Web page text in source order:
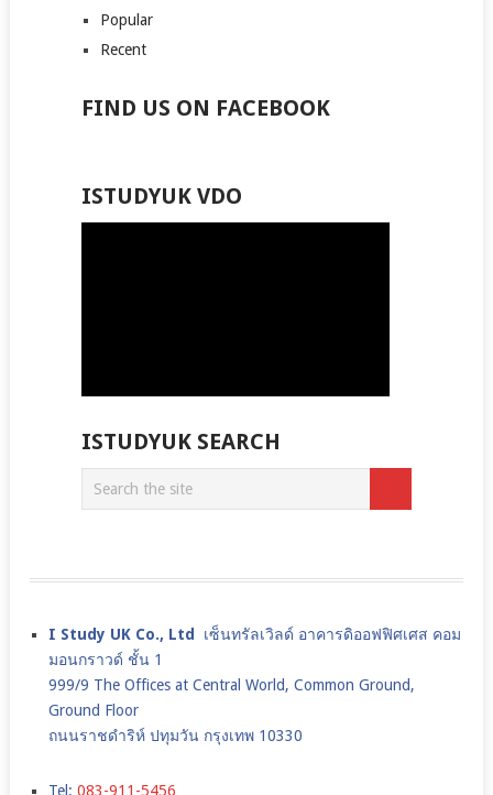
Popular
Recent
FIND US ON FACEBOOK
ISTUDYUK VDO
ISTUDYUK SEARCH
I Study UK Co., Ltd เซ็นทรัลเวิลด์ อาคารดิออฟฟิศเศส คอม
มอนกราวด์ ชั้น 1
999/9 The Offices at Central World, Common Ground,
Ground Floor
ถนนราชดำริห์ ปทุมวัน กรุงเทพ 10330
Tel: 083-911-5456